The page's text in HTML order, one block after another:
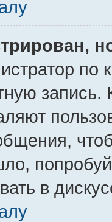
по
запись.
в